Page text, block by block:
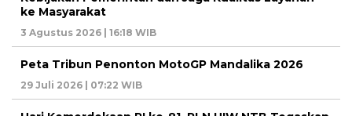
ke Masyarakat
3 Agustus 2026 | 16:18 WIB
Peta Tribun Penonton MotoGP Mandalika 2026
29 Juli 2026 | 07:22 WIB